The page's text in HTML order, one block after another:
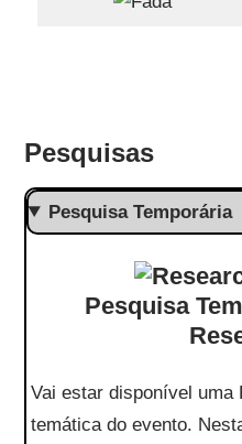
Pesquisas
Pesquisa Temporária
Pesquisa
Vai estar disponível uma
temática do evento.